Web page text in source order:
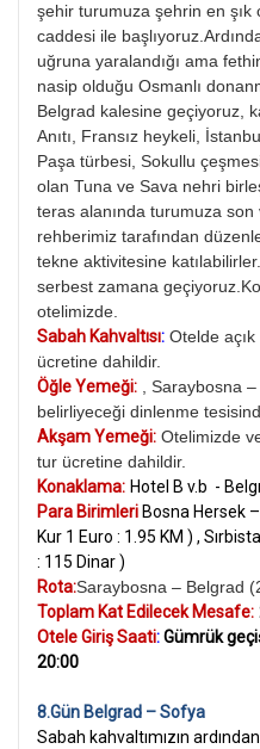
şehir turumuza şehrin en
caddesi ile
uğruna yaralandığı ama
nasip olduğu Osmanlı
Belgrad kalesine geçiyoruz,
Anıtı, Fransız heykeli,
Paşa türbesi, Sokullu
olan Tuna ve Sava nehri
teras alanında turumuza
rehberimiz tarafından
tekne aktivitesine
serbest zamana
otelimizde.
Sabah Kahvaltısı: Otelde
ücretine dahildir.
Öğle Yemeği:
, Saraybosna
belirliyeceği dinlenme
Akşam Yemeği: Otelimizde
tur ücretine dahildir.
Konaklama: Hotel B v.b -
Para Birimleri Bosna Hersek
Kur 1 Euro : 1.95 KM ) ,
: 115 Dinar )
Rota:Saraybosna – Belgrad
Toplam Kat Edilecek Mesafe:
Otele Giriş Saati:Gümrük
20:00
8.Gün Belgrad – Sofya
Sabah kahvaltımızın